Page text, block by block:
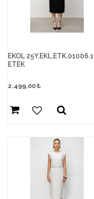
EKOL 25Y.EKL.ETK.01006.1
ETEK
2.499,00 ₺